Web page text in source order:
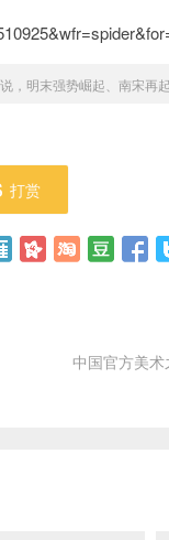
，明末强势崛起、南宋再
打赏
中国官方美术